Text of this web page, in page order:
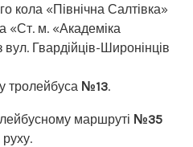
кола «Північна Салтівка»
«Ст. м. «Академіка
Гвардійців-Широнінців
тролейбуса №13.
маршруті №35